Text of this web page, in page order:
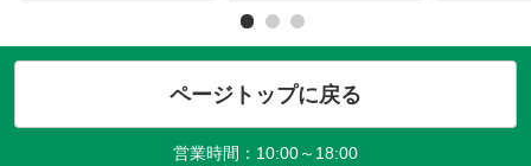
ページトップに戻る
営業時間：10:00～18:00